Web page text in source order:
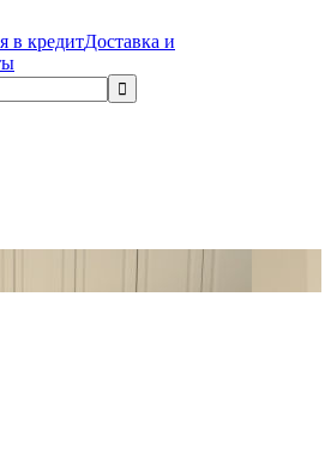
в кредитДоставка и